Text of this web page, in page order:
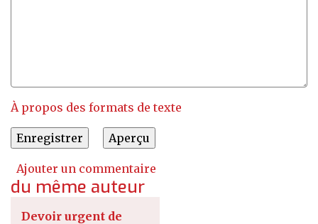
À propos des formats de texte
Ajouter un commentaire
du même auteur
Devoir urgent de